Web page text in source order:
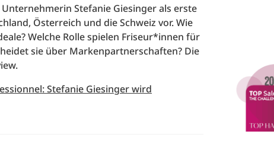
Stefanie Giesinger als erste
Österreich und die Schweiz vor. Wie
Welche Rolle spielen Friseur*innen für
sie über Markenpartnerschaften? Die
Stefanie Giesinger wird